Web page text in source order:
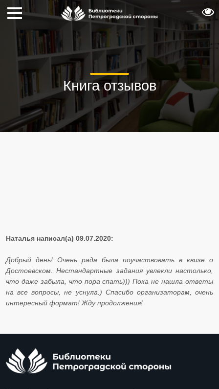
Книга отзывов
Наталья написал(а) 09.07.2020:
Добрый день! Очень рада была поучаствовать в квизе о
Достоевском. Нестандартные задания увлекли настолько,
что даже забыла, что пора спать))) Пока не нашла ответы
на все вопросы, не уснула.) Спасибо организаторам, очень
интересный формат! Жду продолжения!